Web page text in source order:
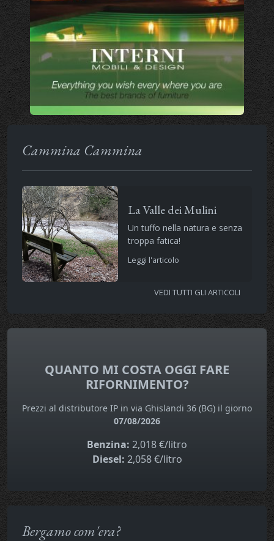
Cammina Cammina
La Valle dei Mulini
Un tuffo nella natura e senza
troppa fatica!
Leggi l'articolo
VEDI TUTTI GLI ARTICOLI
QUANTO MI COSTA OGGI FARE
RIFORNIMENTO?
Prezzi al distributore IP in via Ghislandi 36 (BG) il giorno
07/08/2026
Benzina: 2,018 €/litro
Diesel: 2,058 €/litro
Bergamo com'era?